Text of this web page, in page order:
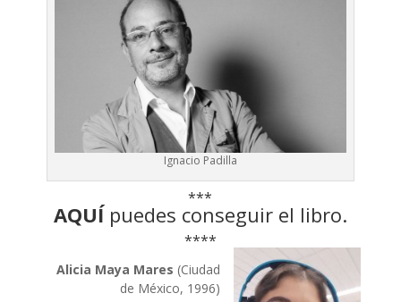
Ignacio Padilla
***
AQUÍpuedes conseguir el libro.
****
Alicia Maya Mares (Ciudad
de México, 1996)